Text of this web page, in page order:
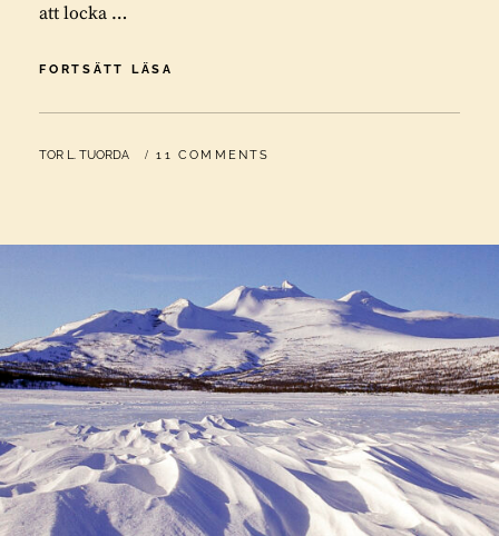
att locka …
FORTSÄTT LÄSA
SKEPNAD
BY
TOR L. TUORDA 11 COMMENTS